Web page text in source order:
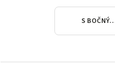
S BOČNÝM